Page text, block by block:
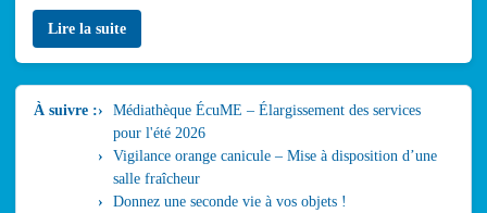
Lire la suite
À suivre :
Médiathèque ÉcuME – Élargissement des services
pour l'été 2026
Vigilance orange canicule – Mise à disposition d’une
salle fraîcheur
Donnez une seconde vie à vos objets !